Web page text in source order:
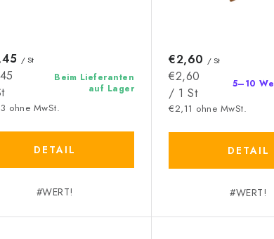
Beim Lieferanten
auf Lager
ohne MwSt.
/ St
DETAIL
#WERT!
5–10
€2,11 ohne MwSt.
€2,60 / St
Verkaufspreis:
€2,60
/ 1 St
DETAIL
#WERT!